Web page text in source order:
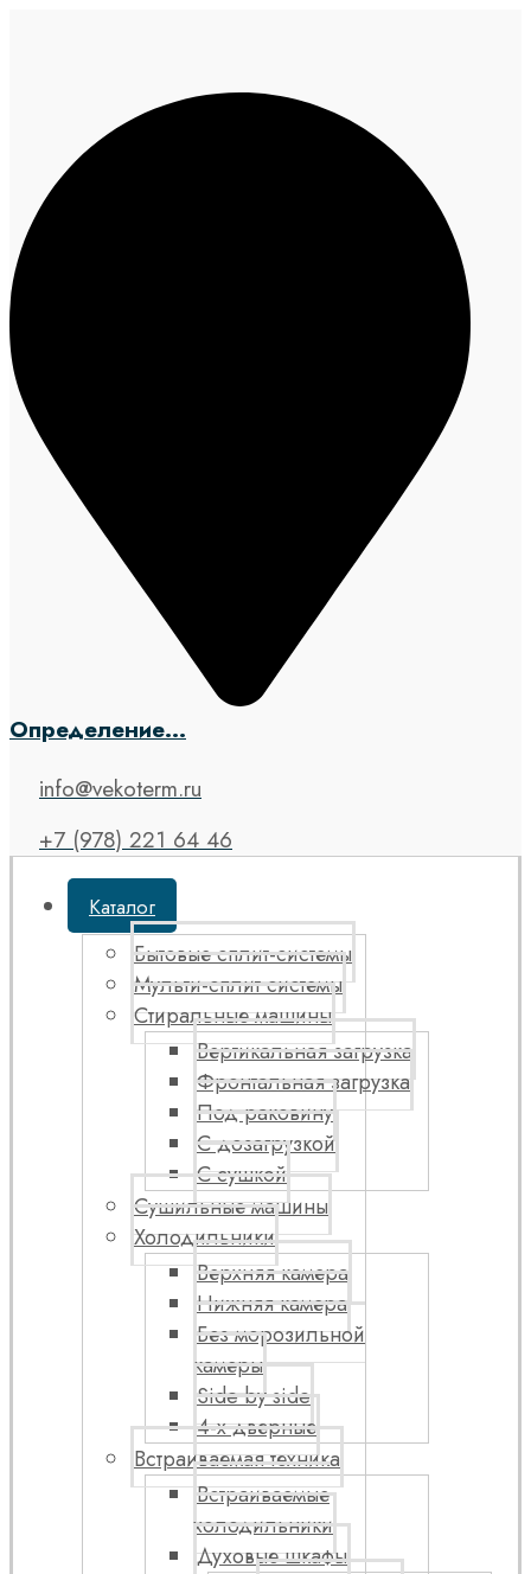
Определение...
info@vekoterm.ru
+7 (978) 221 64 46
Каталог
Бытовые сплит-системы
Мульти-сплит системы
Стиральные машины
Вертикальная загрузка
Фронтальная загрузка
Под раковину
С дозагрузкой
С сушкой
Сушильные машины
Холодильники
Верхняя камера
Нижняя камера
Без морозильной
камеры
Side by side
4-х дверные
Встраиваемая техника
Встраиваемые
холодильники
Духовые шкафы